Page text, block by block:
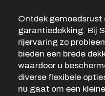
Onze
Diensten
Werkplaats
Over ons
Ontdek gemoedsrust
garantiedekking. Bij
rijervaring zo
bieden een brede
waardoor u
diverse flexibele
nu gaat om een